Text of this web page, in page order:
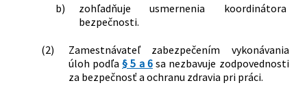
b)
zohľadňuje usmernenia koordinátora
bezpečnosti.
(2)
Zamestnávateľ zabezpečením vykonávania
úloh podľa§ 5 a 6sa nezbavuje zodpovednosti
za bezpečnosť a ochranu zdravia pri práci.